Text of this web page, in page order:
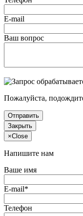
E-mail
Ваш вопрос
Пожалуйста,
Отправить
Закрыть
×Close
Напишите нам
Ваше имя
E-mail*
Телефон